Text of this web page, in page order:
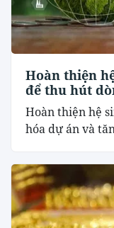
Hoàn thiện
để thu hút
Hoàn thiện hệ
hóa dự án và